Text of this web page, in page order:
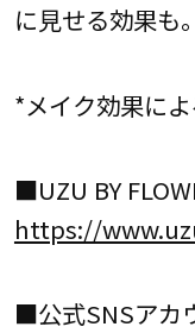
に見せる効果も。
*メイク効果によ
■UZU BY
https://
■公式SNSアカ